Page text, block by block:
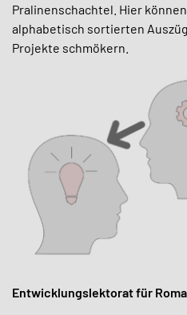
Pralinenschachtel. Hier
alphabetisch sortierten
Projekte schmökern.
Entwicklungslektorat für